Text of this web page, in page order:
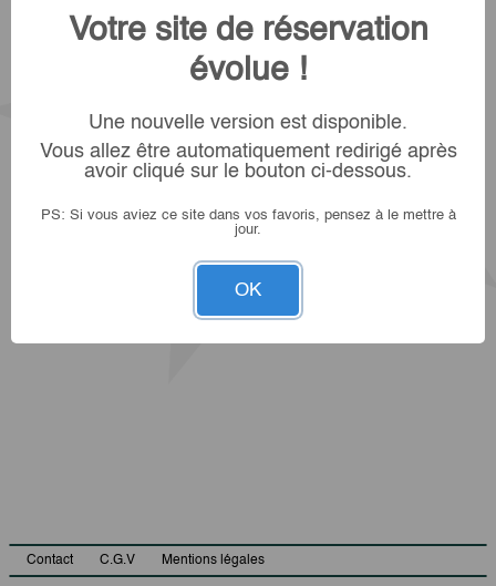
Contact C.G.V Mentions légales
Votre site de réservation
évolue !
Une nouvelle version est disponible.
Vous allez être automatiquement redirigé après
avoir cliqué sur le bouton ci-dessous.
PS: Si vous aviez ce site dans vos favoris, pensez à le mettre à
jour.
OK